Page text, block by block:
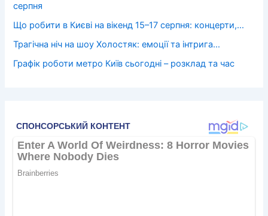
серпня
Що робити в Києві на вікенд 15–17 серпня: концерти,…
Трагічна ніч на шоу Холостяк: емоції та інтрига…
Графік роботи метро Київ сьогодні – розклад та час